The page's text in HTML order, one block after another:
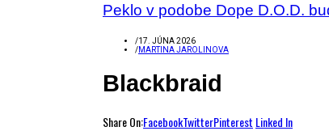
Peklo v podobe Dope D.O.D.
/17. JÚNA 2026
/MARTINA JAROLINOVA
Blackbraid
Share On:FacebookTwitterPinterest Linked In